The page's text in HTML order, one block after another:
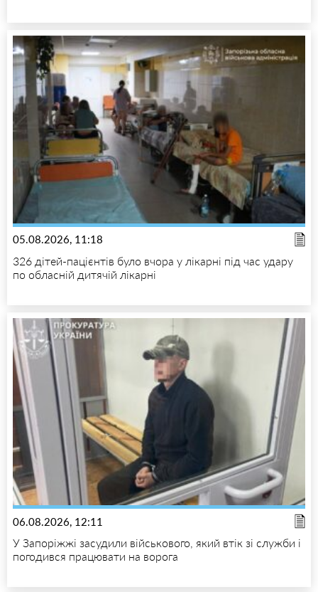
05.08.2026, 11:18
326 дітей-пацієнтів було вчора у лікарні під час удару
по обласній дитячій лікарні
06.08.2026, 12:11
У Запоріжжі засудили військового, який втік зі служби і
погодився працювати на ворога